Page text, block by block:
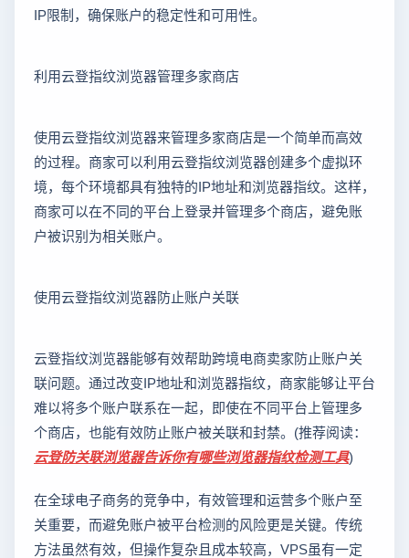
IP限制，确保账户的稳定性和可用性。
利用云登指纹浏览器管理多家商店
使用云登指纹浏览器来管理多家商店是一个简单而高效
的过程。商家可以利用云登指纹浏览器创建多个虚拟环
境，每个环境都具有独特的IP地址和浏览器指纹。这样，
商家可以在不同的平台上登录并管理多个商店，避免账
户被识别为相关账户。
使用云登指纹浏览器防止账户关联
云登指纹浏览器能够有效帮助跨境电商卖家防止账户关
联问题。通过改变IP地址和浏览器指纹，商家能够让平台
难以将多个账户联系在一起，即使在不同平台上管理多
个商店，也能有效防止账户被关联和封禁。(推荐阅读：
云登防关联浏览器告诉你有哪些浏览器指纹检测工具)
在全球电子商务的竞争中，有效管理和运营多个账户至
关重要，而避免账户被平台检测的风险更是关键。传统
方法虽然有效，但操作复杂且成本较高，VPS虽有一定